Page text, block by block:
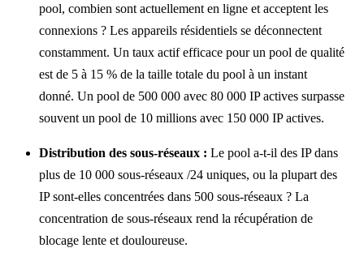
pool, combien sont actuellement en ligne et acceptent les
connexions ? Les appareils résidentiels se déconnectent
constamment. Un taux actif efficace pour un pool de qualité
est de 5 à 15 % de la taille totale du pool à un instant
donné. Un pool de 500 000 avec 80 000 IP actives surpasse
souvent un pool de 10 millions avec 150 000 IP actives.
Distribution des sous-réseaux : Le pool a-t-il des IP dans
plus de 10 000 sous-réseaux /24 uniques, ou la plupart des
IP sont-elles concentrées dans 500 sous-réseaux ? La
concentration de sous-réseaux rend la récupération de
blocage lente et douloureuse.